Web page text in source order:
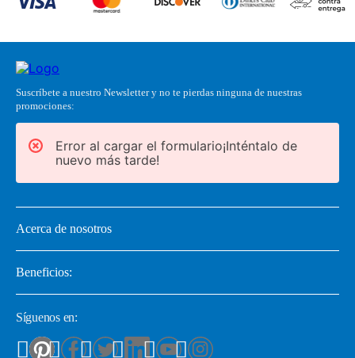
Suscríbete a nuestro Newsletter y no te pierdas ninguna de nuestras
promociones:
Error al cargar el formulario¡Inténtalo de
nuevo más tarde!
Acerca de nosotros
Beneficios:
Síguenos en: